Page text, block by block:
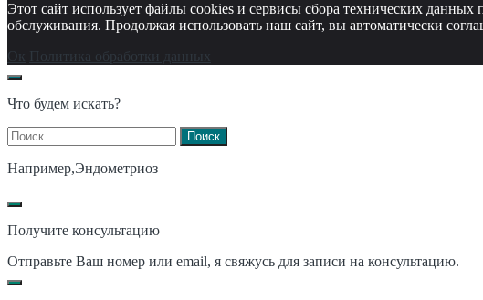
Этот сайт использует файлы cookies и сервисы сбора технических
обслуживания. Продолжая использовать наш сайт, вы автоматически
Ок Политика обработки данных
Что будем искать?
Найти:
Например,Эндометриоз
Получите консультацию
Отправьте Ваш номер или email, я свяжусь для записи на консультацию.